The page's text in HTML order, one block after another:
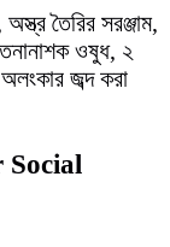
তৈরির সরঞ্জাম,
ওষুধ, ২
জব্দ করা
Social